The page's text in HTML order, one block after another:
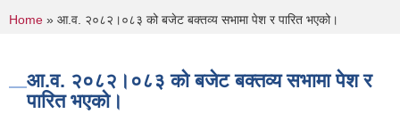
You are here
Home » आ‍.व. २०८२।०८३ को बजेट बक्तव्य सभामा पेश र पारित भएको।
आ‍.व. २०८२।०८३ को बजेट बक्तव्य सभामा पेश र
पारित भएको।